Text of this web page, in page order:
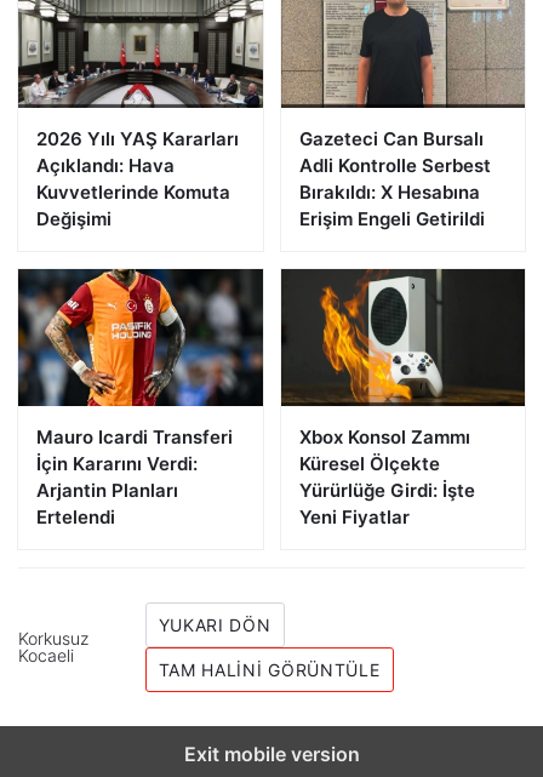
2026 Yılı YAŞ Kararları
Açıklandı: Hava
Kuvvetlerinde Komuta
Değişimi
Gazeteci Can Bursalı
Adli Kontrolle Serbest
Bırakıldı: X Hesabına
Erişim Engeli Getirildi
Mauro Icardi Transferi
İçin Kararını Verdi:
Arjantin Planları
Ertelendi
Xbox Konsol Zammı
Küresel Ölçekte
Yürürlüğe Girdi: İşte
Yeni Fiyatlar
Korkusuz
Kocaeli
YUKARI DÖN
TAM HALINI GÖRÜNTÜLE
Exit mobile version